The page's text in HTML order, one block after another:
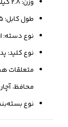
طول کابل: 1.5 متر
نوع دسته:
نوع کلید:
متعلقات
محافظ،
نوع